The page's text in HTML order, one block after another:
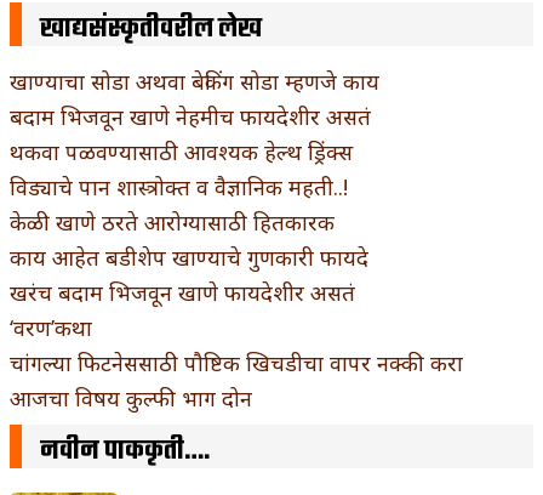
खाद्यसंस्कृतीवरील लेख
खाण्याचा सोडा अथवा बेकिंग सोडा म्हणजे काय
बदाम भिजवून खाणे नेहमीच फायदेशीर असतं
थकवा पळवण्यासाठी आवश्यक हेल्थ ड्रिंक्स
विड्याचे पान शास्त्रोक्त व वैज्ञानिक महती..!
केळी खाणे ठरते आरोग्यासाठी हितकारक
काय आहेत बडीशेप खाण्याचे गुणकारी फायदे
खरंच बदाम भिजवून खाणे फायदेशीर असतं
‘वरण’कथा
चांगल्या फिटनेससाठी पौष्टिक खिचडीचा वापर नक्की करा
आजचा विषय कुल्फी भाग दोन
नवीन पाककृती….